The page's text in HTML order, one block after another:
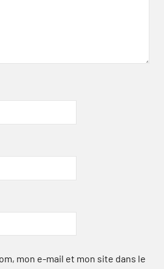
mon e-mail et mon site dans le